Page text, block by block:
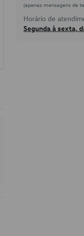
(apenas mensagens de
Horário de
Segunda à sexta,